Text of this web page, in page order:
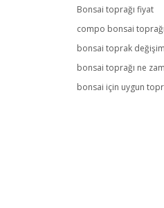
Bu ürüne ilk
Yorum
Bonsai toprağı fiyat
compo bonsai toprağı
bonsai toprak
bonsai toprağı ne
bonsai için uygun